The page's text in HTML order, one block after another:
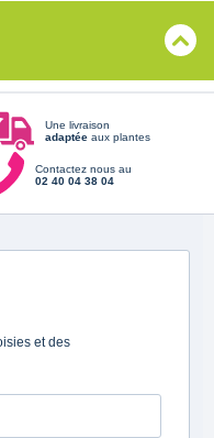
Une livraison
adaptée aux plantes
Contactez nous au
02 40 04 38 04
et des